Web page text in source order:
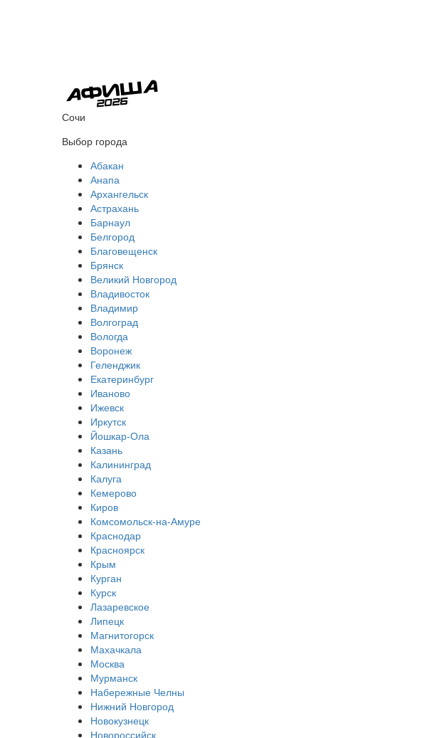
Сочи
Выбор города
Абакан
Анапа
Архангельск
Астрахань
Барнаул
Белгород
Благовещенск
Брянск
Великий Новгород
Владивосток
Владимир
Волгоград
Вологда
Воронеж
Геленджик
Екатеринбург
Иваново
Ижевск
Иркутск
Йошкар-Ола
Казань
Калининград
Калуга
Кемерово
Киров
Комсомольск-на-Амуре
Краснодар
Красноярск
Крым
Курган
Курск
Лазаревское
Липецк
Магнитогорск
Махачкала
Москва
Мурманск
Набережные Челны
Нижний Новгород
Новокузнецк
Новороссийск